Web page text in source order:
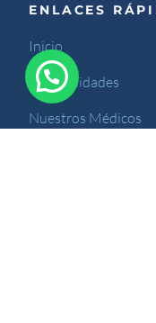
ENLACES
Inicio
Especialidades
Nuestros Médicos